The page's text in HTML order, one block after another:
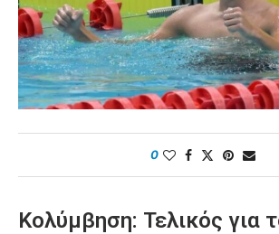
0
Κολύμβηση: Τελικός για